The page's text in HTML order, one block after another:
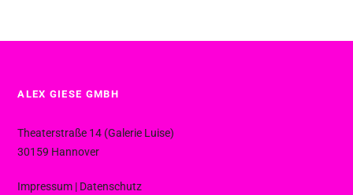
ALEX GIESE GMBH
Theaterstraße 14 (Galerie Luise)
30159 Hannover
Impressum | Datenschutz